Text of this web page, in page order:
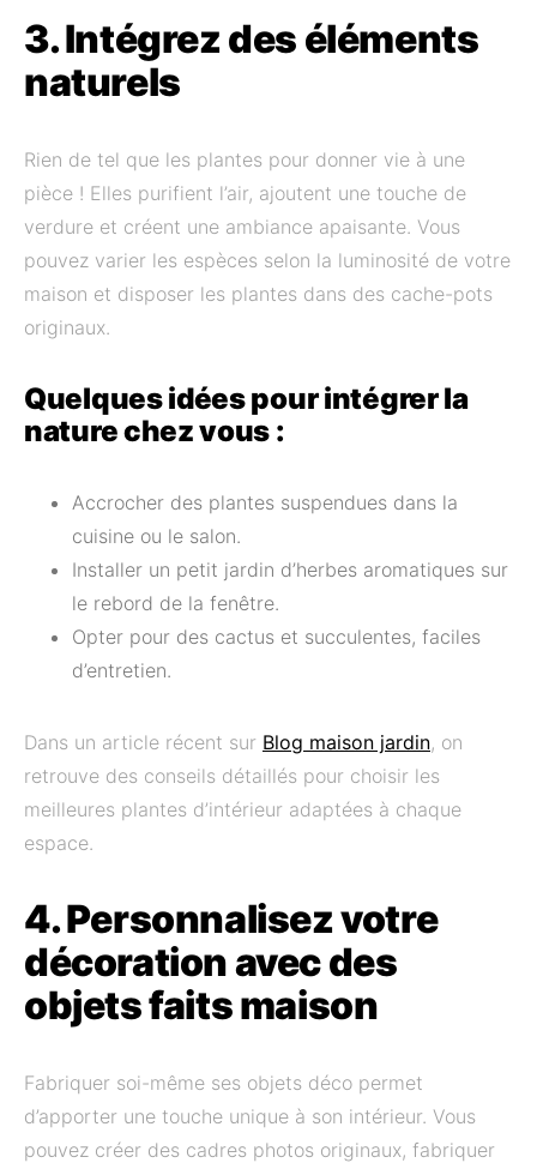
3. Intégrez des éléments
naturels
Rien de tel que les plantes pour donner vie à une
pièce ! Elles purifient l’air, ajoutent une touche de
verdure et créent une ambiance apaisante. Vous
pouvez varier les espèces selon la luminosité de votre
maison et disposer les plantes dans des cache-pots
originaux.
Quelques idées pour intégrer la
nature chez vous :
Accrocher des plantes suspendues dans la
cuisine ou le salon.
Installer un petit jardin d’herbes aromatiques sur
le rebord de la fenêtre.
Opter pour des cactus et succulentes, faciles
d’entretien.
Dans un article récent sur Blog maison jardin, on
retrouve des conseils détaillés pour choisir les
meilleures plantes d’intérieur adaptées à chaque
espace.
4. Personnalisez votre
décoration avec des
objets faits maison
Fabriquer soi-même ses objets déco permet
d’apporter une touche unique à son intérieur. Vous
pouvez créer des cadres photos originaux, fabriquer